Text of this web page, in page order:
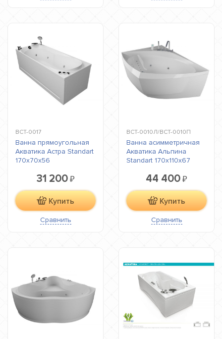
ВСТ-0017
Ванна прямоугольная
Акватика Астра Standart
170х70х56
31 200₽
Купить
Сравнить
ВСТ-0010Л/ВСТ-0010П
Ванна асимметричная
Акватика Альпина
Standart 170x110x67
44 400 ₽
Купить
Сравнить